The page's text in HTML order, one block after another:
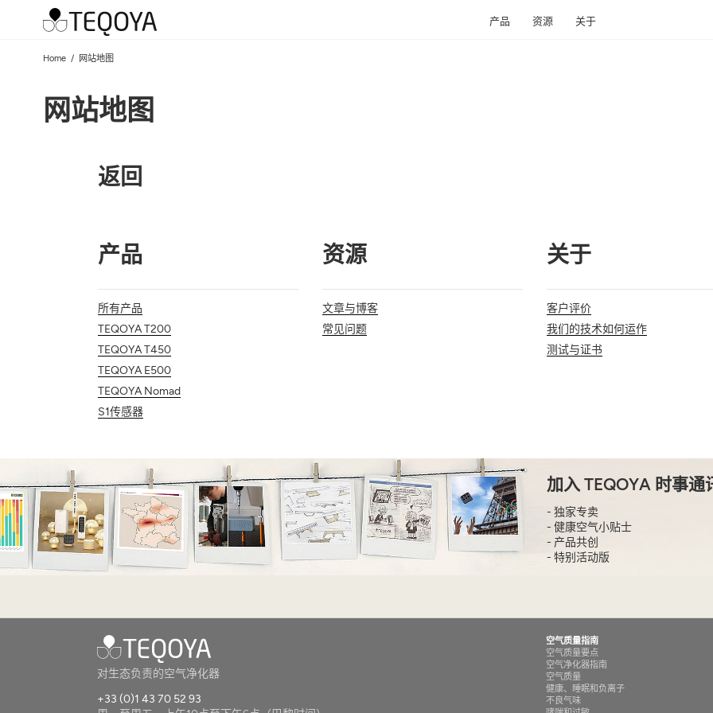
产品 资源 关于
Home 网站地图
网站地图
返回
产品
所有产品
TEQOYA T200
TEQOYA T450
TEQOYA E500
TEQOYA Nomad
S1传感器
资源
文章与博客
常见问题
关于
客户评价
我们的技术如何运作
测试与证书
加入 TEQOYA 时事通
- 独家专卖
- 健康空气小贴士
- 产品共创
- 特别活动版
对生态负责的空气净化器
+33 (0)1 43 70 52 93
空气质量指南
空气质量要点
空气净化器指南
空气质量
健康、睡眠和负离子
不良气味